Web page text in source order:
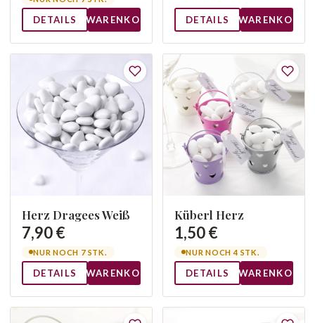
DETAILS WARENKORB DETAILS WARENKORB
Herz Dragees Weiß
7,90 €
NUR NOCH 7 STK.
DETAILS WARENKORB
Küberl Herz
1,50 €
NUR NOCH 4 STK.
DETAILS WARENKORB